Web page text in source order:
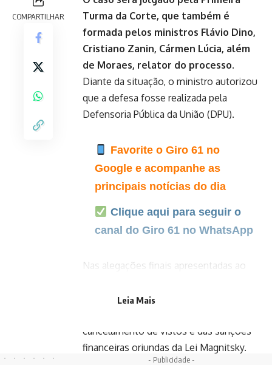
COMPARTILHAR
Turma da Corte, que também é
formada pelos ministros Flávio Dino,
Cristiano Zanin, Cármen Lúcia, além
de Moraes, relator do processo.
Diante da situação, o ministro autorizou
que a defesa fosse realizada pela
Defensoria Pública da União (DPU).
Favorite o Giro 61 no
Google e acompanhe as
principais notícias do dia
Clique aqui para seguir o
canal do Giro 61 no WhatsApp
Nas alegações finais apresentadas ao
processo e disse que Moraes não pode
cancelamento de vistos e das sanções
financeiras oriundas da Lei Magnitsky.
- Publicidade -
Leia Mais